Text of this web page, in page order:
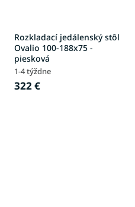
Rozkladací jedálenský stôl
Ovalio 100-188x75 -
piesková
1-4 týždne
322 €